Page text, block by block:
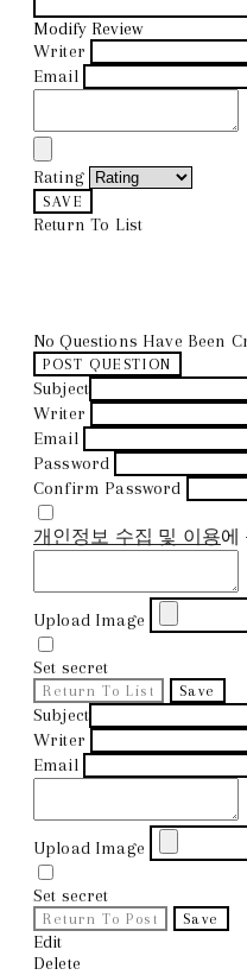
Modify Review
Writer
Email
Rating
SAVE
Return To List
No Questions Have Been
POST QUESTION
Subject
Writer
Email
Password
Confirm Password
개인정보 수집 및 이용에
Upload Image
Set secret
Return To List Save
Subject
Writer
Email
Upload Image
Set secret
Return To Post Save
Edit
Delete